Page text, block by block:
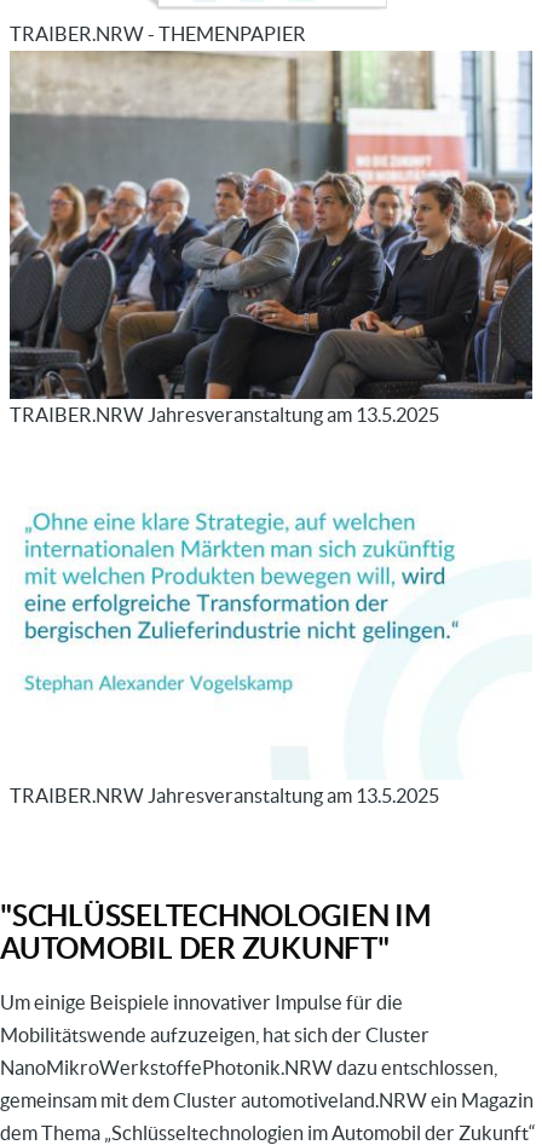
TRAIBER.NRW - THEMENPAPIER
TRAIBER.NRW Jahresveranstaltung am 13.5.2025
TRAIBER.NRW Jahresveranstaltung am 13.5.2025
"SCHLÜSSELTECHNOLOGIEN IM
AUTOMOBIL DER ZUKUNFT"
Um einige Beispiele innovativer Impulse für die
Mobilitätswende aufzuzeigen, hat sich der Cluster
NanoMikroWerkstoffePhotonik.NRW dazu entschlossen,
gemeinsam mit dem Cluster automotiveland.NRW ein Magazin
dem Thema „Schlüsseltechnologien im Automobil der Zukunft“